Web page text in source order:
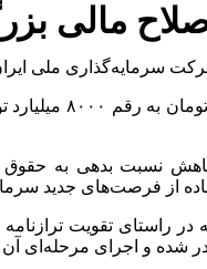
مالی
سرمایه‌گذاری ملی
نسبت بدهی به
از فرصت‌های جدید
در راستای تقویت
و اجرای مرحله‌ای آن